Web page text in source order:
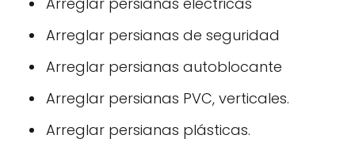
Arreglar persianas de seguridad
Arreglar persianas autoblocante
Arreglar persianas PVC, verticales.
Arreglar persianas plásticas.